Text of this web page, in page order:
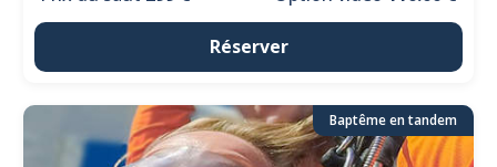
Réserver
Baptême en tandem